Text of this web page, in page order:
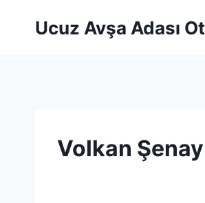
Ucuz Avşa Adası
Volkan